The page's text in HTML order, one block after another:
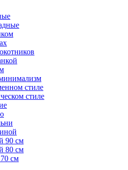
стиле
стиле
90 см
80 см
см